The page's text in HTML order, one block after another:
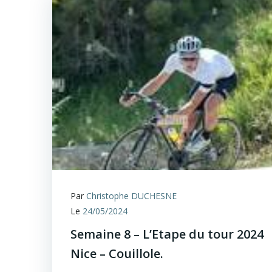
Par Christophe DUCHESNE
Le 24/05/2024
Semaine 8 – L’Etape du tour 2024
Nice – Couillole.